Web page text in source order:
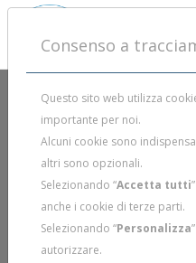
Consenso a
Questo sito web utilizza
importante per noi.
Alcuni cookie sono
altri sono opzionali.
Selezionando “Accetta tutti
anche i cookie di terze parti.
Selezionando “Personalizza
autorizzare.